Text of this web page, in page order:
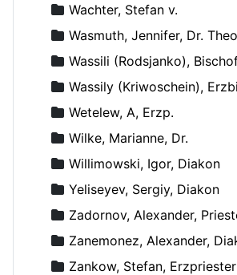
Wachter, Stefan v.
Wasmuth, Jennifer, Dr.
Wassili (Rodsjanko),
Wassily (Kriwoschein),
Wetelew, A, Erzp.
Wilke, Marianne, Dr.
Willimowski, Igor, Diakon
Yeliseyev, Sergiy, Diakon
Zadornov, Alexander,
Zanemonez, Alexander,
Zankow, Stefan, Erzpriester